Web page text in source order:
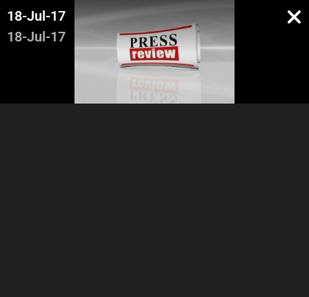
18-Jul-17
18-Jul-17